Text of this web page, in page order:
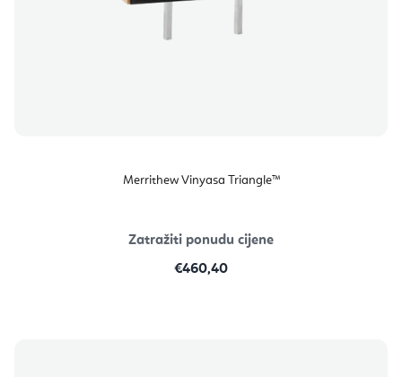
Merrithew Vinyasa Triangle™
Zatražiti ponudu cijene
€460,40